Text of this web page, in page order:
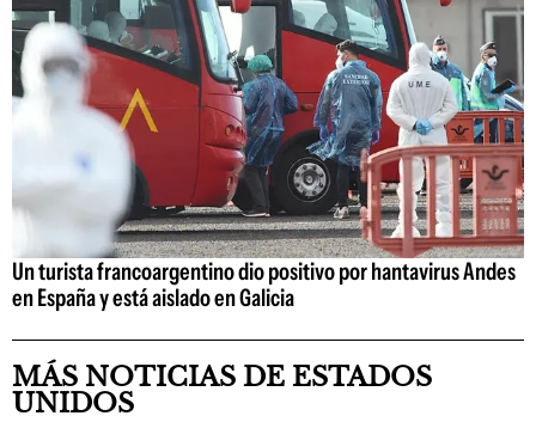
Un turista francoargentino dio positivo por hantavirus Andes
en España y está aislado en Galicia
MÁS NOTICIAS DE ESTADOS
UNIDOS